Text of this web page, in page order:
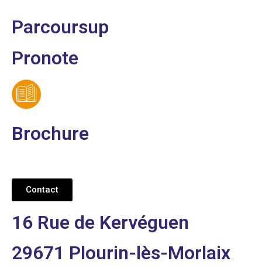
Parcoursup
Pronote
Brochure
Contact
16 Rue de Kervéguen
29671 Plourin-lès-Morlaix